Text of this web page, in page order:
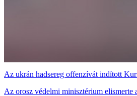
Az ukrán hadsereg offenzívát indított
Az orosz védelmi minisztérium elismerte